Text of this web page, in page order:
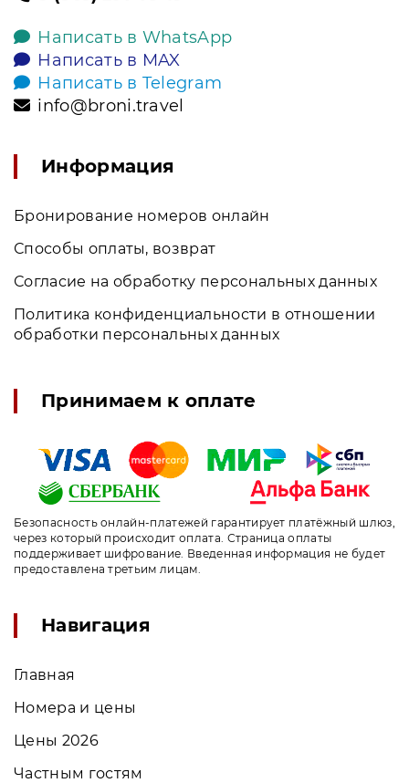
Написать в WhatsApp
Написать в MAX
Написать в Telegram
info@broni.travel
Информация
Бронирование номеров онлайн
Способы оплаты, возврат
Согласие на обработку персональных данных
Политика конфиденциальности в отношении
обработки персональных данных
Принимаем к оплате
Безопасность онлайн-платежей гарантирует платёжный шлюз,
через который происходит оплата. Страница оплаты
поддерживает шифрование. Введенная информация не будет
предоставлена третьим лицам.
Навигация
Главная
Номера и цены
Цены 2026
Частным гостям